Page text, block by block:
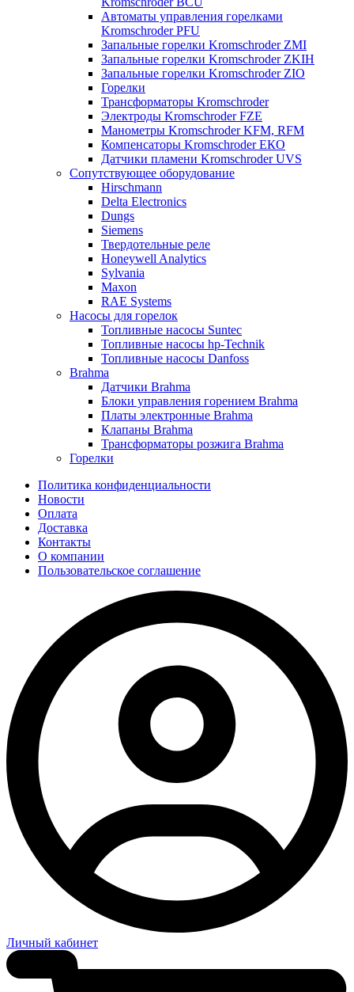
Автоматы управления горелками
Kromschroder PFU
Запальные горелки Kromschroder ZМI
Запальные горелки Kromschroder ZKIH
Запальные горелки Kromschroder ZIO
Горелки
Трансформаторы Kromschroder
Электроды Kromschroder FZE
Манометры Kromschroder KFM, RFM
Компенсаторы Kromschroder ЕКО
Датчики пламени Kromschroder UVS
Сопутствующее оборудование
Hirschmann
Delta Electronics
Dungs
Siemens
Твердотельные реле
Honeywell Analytics
Sylvania
Maxon
RAE Systems
Насосы для горелок
Топливные насосы Suntec
Топливные насосы hp-Technik
Топливные насосы Danfoss
Brahma
Датчики Brahma
Блоки управления горением Brahma
Платы электронные Brahma
Клапаны Brahma
Трансформаторы розжига Brahma
Горелки
Политика конфиденциальности
Новости
Оплата
Доставка
Контакты
О компании
Пользовательское соглашение
Личный кабинет